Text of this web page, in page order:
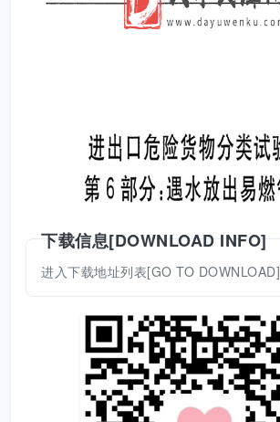
下载信息[DOWNLOAD INFO]
进入下载地址列表[GO TO DOWNLOAD]